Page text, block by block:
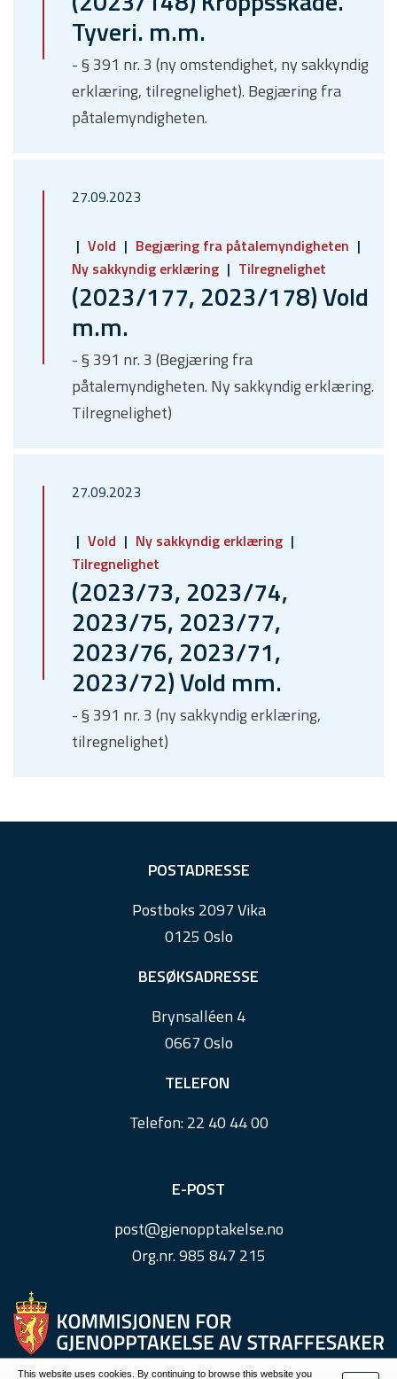
Tyveri. m.m.
- § 391 nr. 3 (ny omstendighet, ny sakkyndig
erklæring, tilregnelighet). Begjæring fra
påtalemyndigheten.
27.09.2023
Vold
Begjæring fra påtalemyndigheten
Ny sakkyndig erklæring
Tilregnelighet
(2023/177, 2023/178) Vold
m.m.
- § 391 nr. 3 (Begjæring fra
påtalemyndigheten. Ny sakkyndig erklæring.
Tilregnelighet)
27.09.2023
Vold
Ny sakkyndig erklæring
Tilregnelighet
(2023/73, 2023/74,
2023/75, 2023/77,
2023/76, 2023/71,
2023/72) Vold mm.
- § 391 nr. 3 (ny sakkyndig erklæring,
tilregnelighet)
POSTADRESSE
Postboks 2097 Vika
0125 Oslo
BESØKSADRESSE
Brynsalléen 4
0667 Oslo
TELEFON
Telefon:22 40 44 00
E-POST
post@gjenopptakelse.no
Org.nr. 985 847 215
This website uses cookies. By continuing to browse this website you